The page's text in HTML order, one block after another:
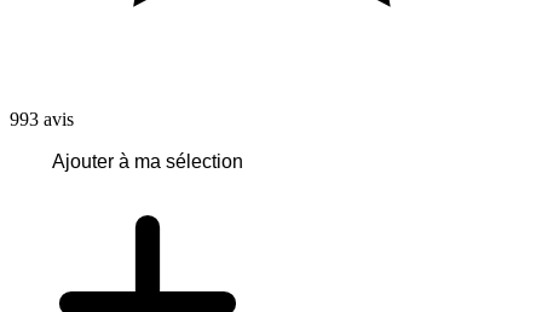
993 avis
Ajouter à ma sélection